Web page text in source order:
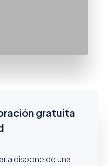
gratuita
dispone de una